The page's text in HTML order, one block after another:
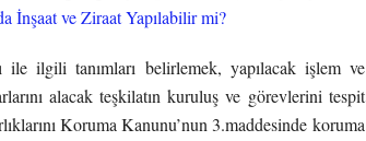
İnşaat ve Ziraat Yapılabilir mi?
ile ilgili tanımları belirlemek, yapılacak işlem ve
alacak teşkilatın kuruluş ve görevlerini tespit
Koruma Kanunu’nun 3.maddesinde koruma